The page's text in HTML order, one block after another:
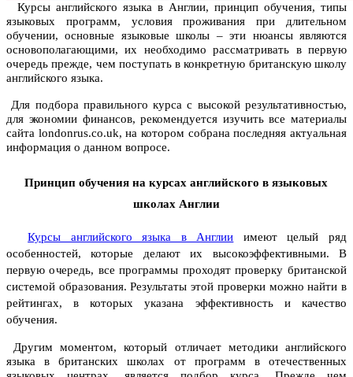
Курсы английского языка в Англии, принцип обучения, типы
языковых программ, условия проживания при длительном
обучении, основные языковые школы – эти нюансы являются
основополагающими, их необходимо рассматривать в первую
очередь прежде, чем поступать в конкретную британскую школу
английского языка.
Для подбора правильного курса с высокой результативностью,
для экономии финансов, рекомендуется изучить все материалы
сайта londonrus.co.uk, на котором собрана последняя актуальная
информация о данном вопросе.
Принцип обучения на курсах английского в языковых
школах Англии
Курсы английского языка в Англии имеют целый ряд
особенностей, которые делают их высокоэффективными. В
первую очередь, все программы проходят проверку британской
системой образования. Результаты этой проверки можно найти в
рейтингах, в которых указана эффективность и качество
обучения.
Другим моментом, который отличает методики английского
языка в британских школах от программ в отечественных